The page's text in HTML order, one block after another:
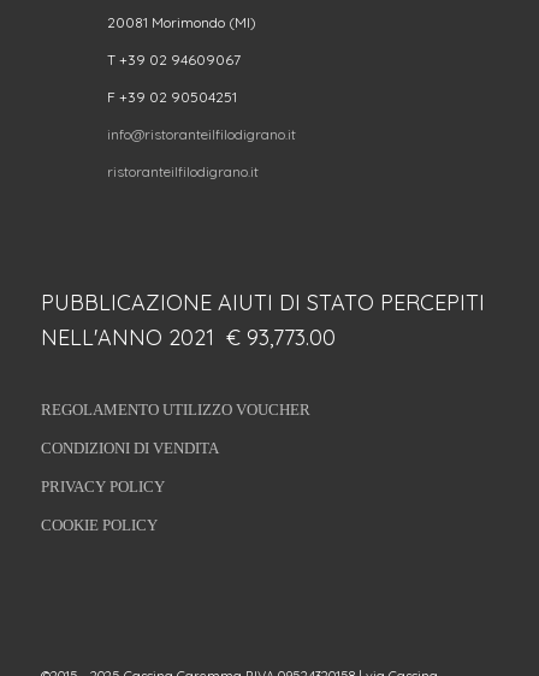
20081 Morimondo (MI)
T +39 02 94609067
F +39 02 90504251
info@ristoranteilfilodigrano.it
ristoranteilfilodigrano.it
PUBBLICAZIONE AIUTI DI STATO PERCEPITI
NELL'ANNO 2021 € 93,773.00
REGOLAMENTO UTILIZZO VOUCHER
CONDIZIONI DI VENDITA
PRIVACY POLICY
COOKIE POLICY